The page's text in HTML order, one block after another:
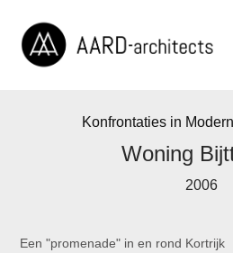
Konfrontaties in
Woning
2006
Een "promenade" in en rond Kortrijk